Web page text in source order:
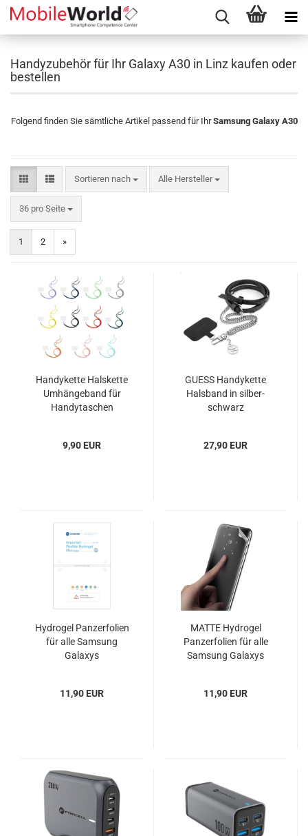
Handyzubehör für Ihr Galaxy A30 in Linz kaufen oder
bestellen
Folgend finden Sie sämtliche Artikel passend für IhrSamsung Galaxy A30
Sortieren nach
Sortieren nach Alle Hersteller
36 pro Seite
pro Seite
1 2 »
Handykette Halskette
Umhängeband für
Handytaschen
9,90 EUR
GUESS Handykette
Halsband in silber-
schwarz
27,90 EUR
Hydrogel Panzerfolien
für alle Samsung
Galaxys
11,90 EUR
MATTE Hydrogel
Panzerfolien für alle
Samsung Galaxys
11,90 EUR